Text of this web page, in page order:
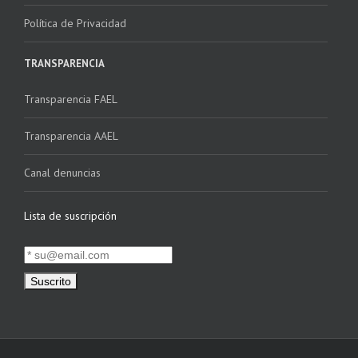
Política de Privacidad
TRANSPARENCIA
Transparencia FAEL
Transparencia AAEL
Canal denuncias
Lista de suscripción